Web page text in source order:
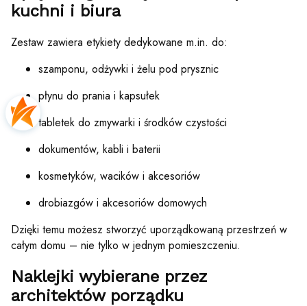
kuchni i biura
Zestaw zawiera etykiety dedykowane m.in. do:
szamponu, odżywki i żelu pod prysznic
płynu do prania i kapsułek
tabletek do zmywarki i środków czystości
dokumentów, kabli i baterii
kosmetyków, wacików i akcesoriów
drobiazgów i akcesoriów domowych
Dzięki temu możesz stworzyć uporządkowaną przestrzeń w
całym domu – nie tylko w jednym pomieszczeniu.
Naklejki wybierane przez
architektów porządku